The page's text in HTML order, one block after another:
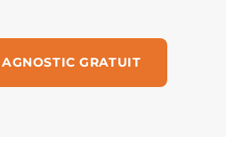
GRATUIT